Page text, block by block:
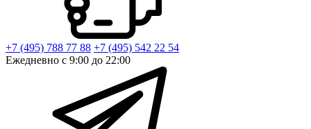
+7 (495) 788 77 88 +7 (495) 542 22 54
Ежедневно с 9:00 до 22:00